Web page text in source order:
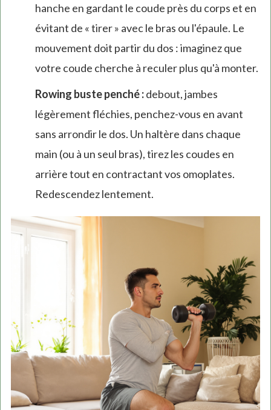
hanche en gardant le coude près du corps et en
évitant de « tirer » avec le bras ou l'épaule. Le
mouvement doit partir du dos : imaginez que
votre coude cherche à reculer plus qu'à monter.
Rowing buste penché :debout, jambes
légèrement fléchies, penchez-vous en avant
sans arrondir le dos. Un haltère dans chaque
main (ou à un seul bras), tirez les coudes en
arrière tout en contractant vos omoplates.
Redescendez lentement.